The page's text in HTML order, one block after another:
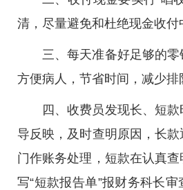
清，尽量避免和杜绝现金收付
三、每天准备好足够的零
方便病人，节省时间，减少排
四、收费员发现长、短
导反映，及时查明原因，长
门作账务处理，短款在认真
写“短款报告单”报财务科长